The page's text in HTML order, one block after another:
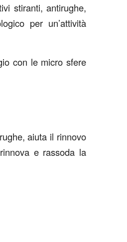
stiranti, antirughe,
per un’attività
con le micro sfere
aiuta il rinnovo
e rassoda la